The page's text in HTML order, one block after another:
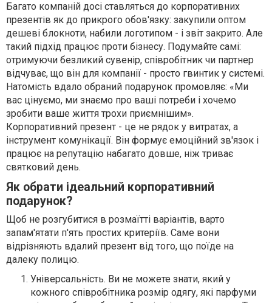
Багато компаній досі ставляться до корпоративних
презентів як до прикрого обов'язку: закупили оптом
дешеві блокноти, набили логотипом - і звіт закрито. Але
такий підхід працює проти бізнесу. Подумайте самі:
отримуючи безликий сувенір, співробітник чи партнер
відчуває, що він для компанії - просто гвинтик у системі.
Натомість вдало обраний подарунок промовляє: «Ми
вас цінуємо, ми знаємо про ваші потреби і хочемо
зробити ваше життя трохи приємнішим».
Корпоративний презент - це не рядок у витратах, а
інструмент комунікації. Він формує емоційний зв'язок і
працює на репутацію набагато довше, ніж триває
святковий день.
Як обрати ідеальний корпоративний
подарунок?
Щоб не розгубитися в розмаїтті варіантів, варто
запам'ятати п'ять простих критеріїв. Саме вони
відрізняють вдалий презент від того, що поїде на
далеку полицю.
Універсальність. Ви не можете знати, який у
кожного співробітника розмір одягу, які парфуми